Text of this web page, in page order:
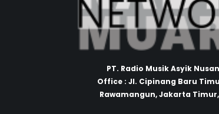
PT. Radio Musik Asyik
Office : Jl. Cipinang Baru
Rawamangun, Jakarta Timur,